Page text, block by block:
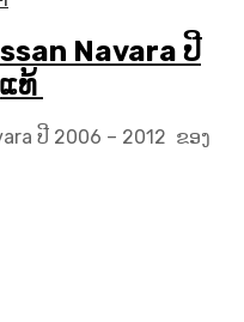
Navara ປີ
ທ້
ປີ 2006 – 2012 ຂອງ